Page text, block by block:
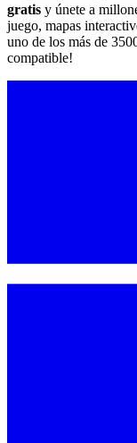
gratis y únete a
juego, mapas
uno de los más de
compatible!